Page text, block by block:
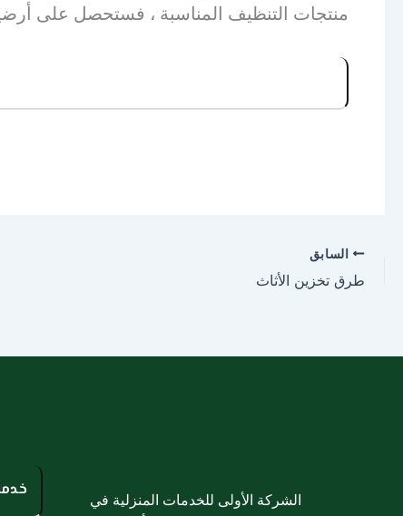
منتجات التنظيف المناسبة ، فستحصل على
السابق
طرق تخزين الأثاث
الشركة الأولى للخدمات المنزلية في